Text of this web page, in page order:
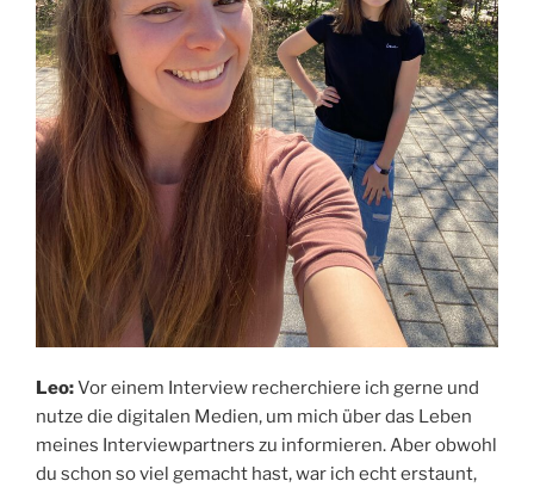
Leo:Vor einem Interview recherchiere ich gerne und
nutze die digitalen Medien, um mich über das Leben
meines Interviewpartners zu informieren. Aber obwohl
du schon so viel gemacht hast, war ich echt erstaunt,